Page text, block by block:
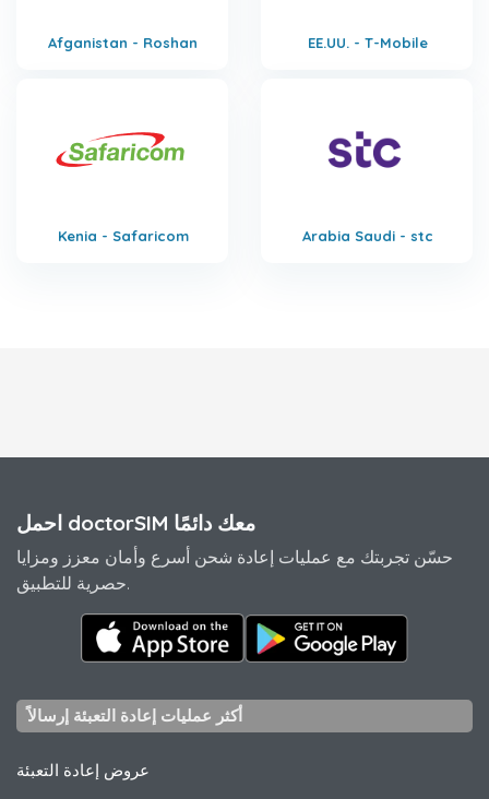
Afganistan - Roshan EE.UU. - T-Mobile
Kenia - Safaricom Arabia Saudi - stc
احمل doctorSIM معك دائمًا
حسّن تجربتك مع عمليات إعادة شحن أسرع وأمان معزز ومزايا
حصرية للتطبيق.
أكثر عمليات إعادة التعبئة إرسالاً
عروض إعادة التعبئة